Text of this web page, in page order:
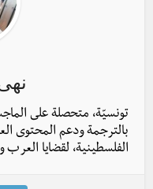
تونسيّة، متحصلة على
بالترجمة ودعم المحتوى
الفلسطينية، لقضايا العرب